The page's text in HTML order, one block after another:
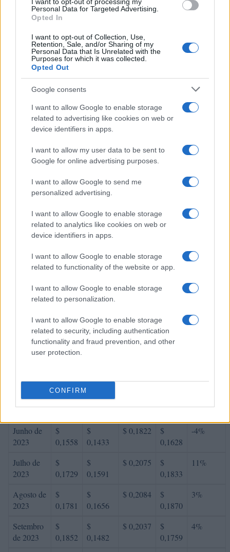
Personal Data for Targeted Advertising.
Opted In
I want to opt-out of Collection, Use,
Retention, Sale, and/or Sharing of my
Personal Data that Is Unrelated with the
Purposes for which it was collected.
Opted Out
Google consents
I want to allow Google to enable storage
related to advertising like cookies on web or
device identifiers in apps.
I want to allow my user data to be sent to
Google for online advertising purposes.
I want to allow Google to send me
personalized advertising.
I want to allow Google to enable storage
related to analytics like cookies on web or
device identifiers in apps.
I want to allow Google to enable storage
related to functionality of the website or app.
I want to allow Google to enable storage
related to personalization.
I want to allow Google to enable storage
related to security, including authentication
functionality and fraud prevention, and other
user protection.
CONFIRM
Julho de
$
0,0815
$
0,0709
$ 0,0872 10%
Agosto de
$
0,0864
$
0,0743
$ 0,1019
0,0881
Setembro
de 2022
$
0,0968
0,0890
0,0992
de 2022
0,1026
0,0974
0,1061
Novembro
$
$
Dezembro
$
$
$ 0,1221
mensal
Janeiro de
$
$
$ 0,1405
$
Fevereiro
$
$
Março de
$
0,1674
$
0,1507
$ 0,1942
$
0,1725
Maio de
2023
$
0,1623
$
0,1314
0,1541
Junho de
2023
$
0,1558
$
0,1433
$ 0,1822
$
0,1628
-4%
Julho de
2023
$
0,1729
$
0,1591
$ 0,2075
$
0,1833
11%
Agosto de
2023
$
0,1781
$
0,1656
$ 0,2084
$
0,1870
3%
Setembro
de 2023
$
0,1852
$
0,1482
$ 0,2037
$
0,1759
4%